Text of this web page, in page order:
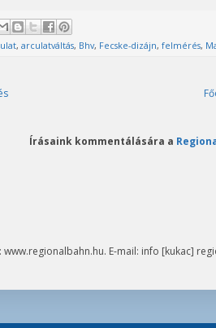
, arculatváltás, Bhv, Fecske-dizájn, felmérés,
Írásaink kommentálására a
www.regionalbahn.hu. E-mail: info [kukac]